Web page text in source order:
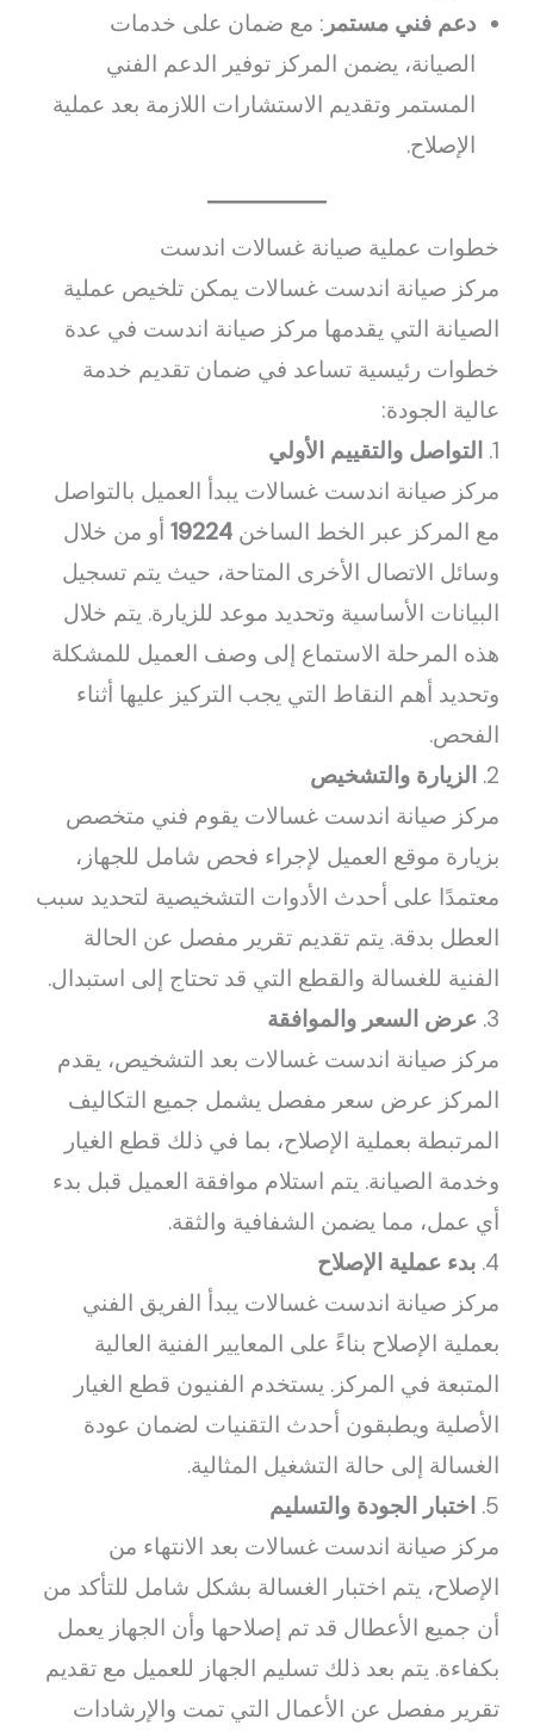
دعم فني مستمر : مع ضمان على خدمات
الصيانة، يضمن المركز توفير الدعم الفني
المستمر وتقديم الاستشارات اللازمة بعد عملية
الإصلاح.
خطوات عملية صيانة غسالات اندست
مركز صيانة اندست غسالات يمكن تلخيص عملية
الصيانة التي يقدمها مركز صيانة اندست في عدة
خطوات رئيسية تساعد في ضمان تقديم خدمة
عالية الجودة:
1. التواصل والتقييم الأولي
مركز صيانة اندست غسالات يبدأ العميل بالتواصل
مع المركز عبر الخط الساخن19224 أو من خلال
وسائل الاتصال الأخرى المتاحة، حيث يتم تسجيل
البيانات الأساسية وتحديد موعد للزيارة. يتم خلال
هذه المرحلة الاستماع إلى وصف العميل للمشكلة
وتحديد أهم النقاط التي يجب التركيز عليها أثناء
الفحص.
2. الزيارة والتشخيص
مركز صيانة اندست غسالات يقوم فني متخصص
بزيارة موقع العميل لإجراء فحص شامل للجهاز،
معتمدًا على أحدث الأدوات التشخيصية لتحديد سبب
العطل بدقة. يتم تقديم تقرير مفصل عن الحالة
الفنية للغسالة والقطع التي قد تحتاج إلى استبدال.
3. عرض السعر والموافقة
مركز صيانة اندست غسالات بعد التشخيص، يقدم
المركز عرض سعر مفصل يشمل جميع التكاليف
المرتبطة بعملية الإصلاح، بما في ذلك قطع الغيار
وخدمة الصيانة. يتم استلام موافقة العميل قبل بدء
أي عمل، مما يضمن الشفافية والثقة.
4. بدء عملية الإصلاح
مركز صيانة اندست غسالات يبدأ الفريق الفني
بعملية الإصلاح بناءً على المعايير الفنية العالية
المتبعة في المركز. يستخدم الفنيون قطع الغيار
الأصلية ويطبقون أحدث التقنيات لضمان عودة
الغسالة إلى حالة التشغيل المثالية.
5. اختبار الجودة والتسليم
مركز صيانة اندست غسالات بعد الانتهاء من
الإصلاح، يتم اختبار الغسالة بشكل شامل للتأكد من
أن جميع الأعطال قد تم إصلاحها وأن الجهاز يعمل
بكفاءة. يتم بعد ذلك تسليم الجهاز للعميل مع تقديم
تقرير مفصل عن الأعمال التي تمت والإرشادات